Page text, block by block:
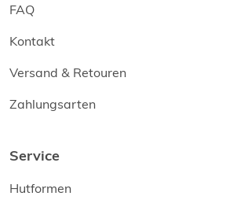
FAQ
Kontakt
Versand & Retouren
Zahlungsarten
Service
Hutformen